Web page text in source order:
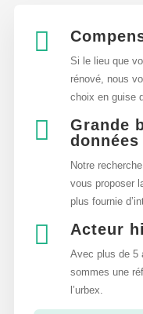

Si le lieu que
rénové, nous
choix en guise

Grande
données
Notre
vous proposer
plus fournie
 Acteur
Avec plus de 5
sommes une
l’urbex.